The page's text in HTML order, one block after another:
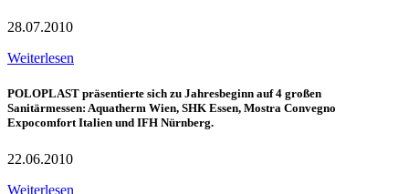
28.07.2010
Weiterlesen
POLOPLAST präsentierte sich zu Jahresbeginn auf 4 großen
Sanitärmessen: Aquatherm Wien, SHK Essen, Mostra Convegno
Expocomfort Italien und IFH Nürnberg.
22.06.2010
Weiterlesen